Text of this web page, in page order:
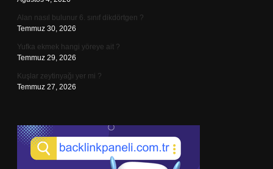
Alan nasıl bulunur 6. sınıf dikdörtgen ?
Temmuz 30, 2026
Yufka ekmek hangi yöreye ait ?
Temmuz 29, 2026
Kuşlar zeytinyağı yer mi ?
Temmuz 27, 2026